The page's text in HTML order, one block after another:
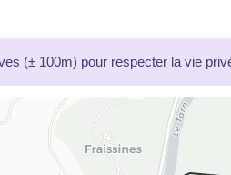
(± 100m) pour respecter la vie